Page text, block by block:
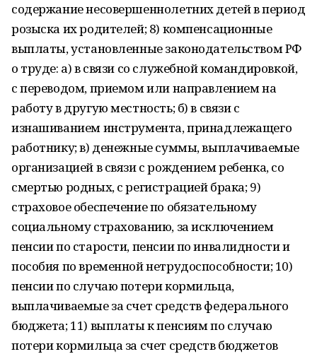
содержание несовершеннолетних детей в период
розыска их родителей; 8) компенсационные
выплаты, установленные законодательством РФ
о труде: а) в связи со служебной командировкой,
с переводом, приемом или направлением на
работу в другую местность; б) в связи с
изнашиванием инструмента, принадлежащего
работнику; в) денежные суммы, выплачиваемые
организацией в связи с рождением ребенка, со
смертью родных, с регистрацией брака; 9)
страховое обеспечение по обязательному
социальному страхованию, за исключением
пенсии по старости, пенсии по инвалидности и
пособия по временной нетрудоспособности; 10)
пенсии по случаю потери кормильца,
выплачиваемые за счет средств федерального
бюджета; 11) выплаты к пенсиям по случаю
потери кормильца за счет средств бюджетов